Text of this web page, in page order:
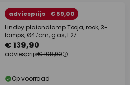
adviesprijs -€ 59,00
Lindby plafondlamp Teeja, rook, 3-
lamps, Ø47cm, glas, E27
€ 139,90
adviesprijs€ 198,90
Op voorraad